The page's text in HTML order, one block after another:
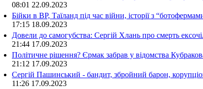
08:01 22.09.2023
Бійки в ВР, Таїланд під час війни, історії з
17:15 18.09.2023
Довели до самогубства: Сергій Хлань про смерть
21:44 17.09.2023
Політичне рішення? Єрмак забрав у відомства
21:12 17.09.2023
Сергій Пашинський - бандит, збройний барон,
11:26 17.09.2023